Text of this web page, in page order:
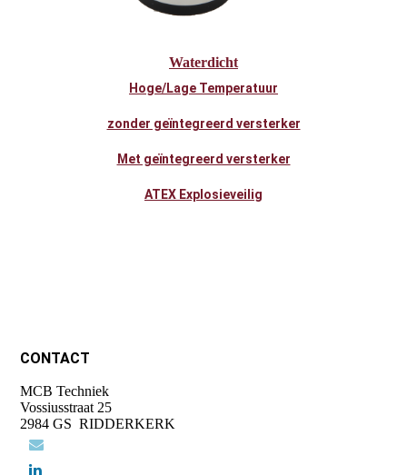
Waterdicht
Hoge/Lage Temperatuur
zonder geïntegreerd versterker
Met geïntegreerd versterker
ATEX Explosieveilig
CONTACT
MCB Techniek
Vossiusstraat 25
2984 GS RIDDERKERK